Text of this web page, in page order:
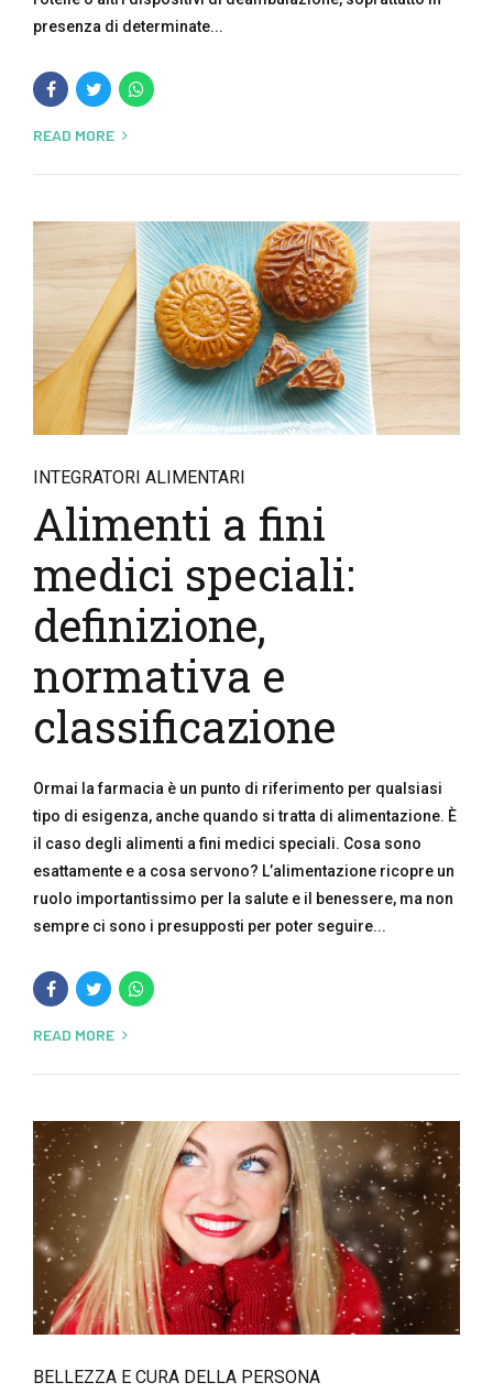
presenza di determinate...
READ MORE
INTEGRATORI ALIMENTARI
Alimenti a fini
medici speciali:
definizione,
normativa e
classificazione
Ormai la farmacia è un punto di riferimento per qualsiasi
tipo di esigenza, anche quando si tratta di alimentazione. È
il caso degli alimenti a fini medici speciali. Cosa sono
esattamente e a cosa servono? L’alimentazione ricopre un
ruolo importantissimo per la salute e il benessere, ma non
sempre ci sono i presupposti per poter seguire...
READ MORE
BELLEZZA E CURA DELLA PERSONA